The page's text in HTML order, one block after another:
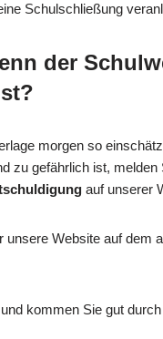
Schulschließung
der
morgen so
zu gefährlich ist, melden
auf unserer
unsere Website auf dem
kommen Sie gut